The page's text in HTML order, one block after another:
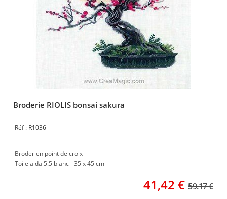
Broderie RIOLIS bonsai sakura
R1036
Broder en point de croix
Toile aida 5.5 blanc - 35 x 45 cm
41,42 € 59.17 €